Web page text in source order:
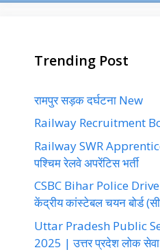
Trending Post
रामपुर सड़क दर्घटना New
Railway Recruitment
Railway SWR
पश्चिम रेलवे अपरेंटिस भर्ती
CSBC Bihar Police
केंद्रीय कांस्टेबल चयन बोर्ड
Uttar Pradesh Public
2025 | उत्तर प्रदेश लोक सेवा